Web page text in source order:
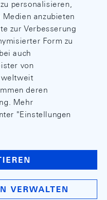
personalisieren,
Medien anzubieten
zur Verbesserung
Form zu
auch
von
weltweit
deren
Mehr
"Einstellungen
VERWALTEN